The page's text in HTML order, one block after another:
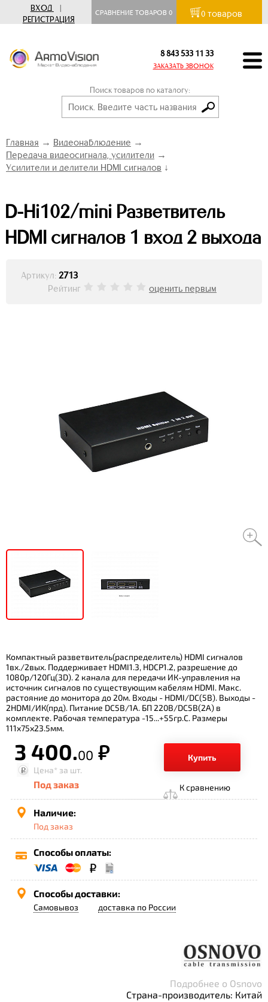
ВХОД
|
РЕГИСТРАЦИЯ
СРАВНЕНИЕ ТОВАРОВ0 0 товаров
8 843 533 11 33
ЗАКАЗАТЬ ЗВОНОК
Поиск товаров по каталогу:
Главная → Видеонаблюдение →
Передача видеосигнала, усилители →
Усилители и делители HDMI сигналов ↓
D-Hi102/mini Разветвитель
HDMI сигналов 1 вход 2 выхода
Артикул: 2713
Рейтинг
оценить первым
Компактный разветвитель(распределитель) HDMI сигналов
1вх./2вых. Поддерживает HDMI1.3, HDCP1.2, разрешение до
1080p/120Гц(3D). 2 канала для передачи ИК-управления на
источник сигналов по существующим кабелям HDMI. Макс.
растояние до монитора до 20м. Входы - HDMI/DC(5В). Выходы -
2HDMI/ИК(прд). Питание DC5В/1А. БП 220В/DC5В(2А) в
комплекте. Рабочая температура -15...+55гр.С. Размеры
111х75х23.5мм.
3 400.00 р.
Купить
Цена* за шт.
Под заказ К сравнению
Наличие:
Под заказ
Способы оплаты:
Способы доставки:
Самовывоз доставка по России
Подробнее о Osnovo
Страна-производитель: Китай